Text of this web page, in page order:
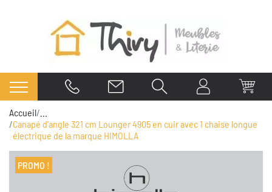
Accueil
Canapé d'angle 321 cm Lounger 4905 en cuir avec 1 chaise longue
électrique de la marque HIMOLLA
PROMO !